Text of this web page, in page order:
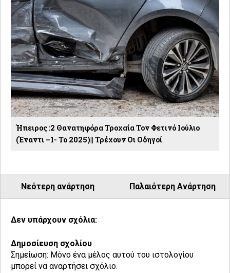
Ήπειρος :2 Θανατηφόρα Τροχαία Τον Φετινό Ιούλιο
(έναντι –1- Το 2025)|| Τρέχουν Οι Οδηγοί
Νεότερη ανάρτηση Παλαιότερη Ανάρτηση
Δεν υπάρχουν σχόλια:
Δημοσίευση σχολίου
Σημείωση: Μόνο ένα μέλος αυτού του ιστολογίου
μπορεί να αναρτήσει σχόλιο.